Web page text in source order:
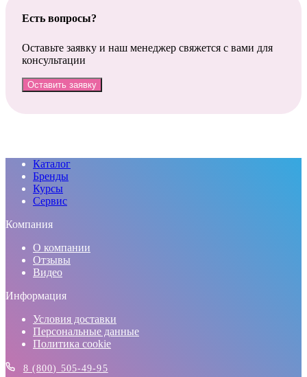
Есть вопросы?
Оставьте заявку и наш менеджер свяжется с вами для
консультации
Оставить заявку
Каталог
Бренды
Курсы
Сервис
Компания
О компании
Отзывы
Видео
Информация
Условия доставки
Персональные данные
Политика cookie
8 (800) 505-49-95